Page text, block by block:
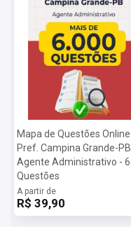
Mapa de Questões Online
Pref. Campina Grande-
Agente Administrativo - 6
Questões
A partir de
R$ 39,90